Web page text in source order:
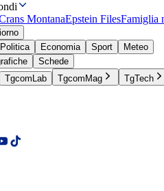
MontanaEpstein FilesFamiglia
Politica Economia Sport
Meteo
Schede
TgcomLab TgcomMag TgTech